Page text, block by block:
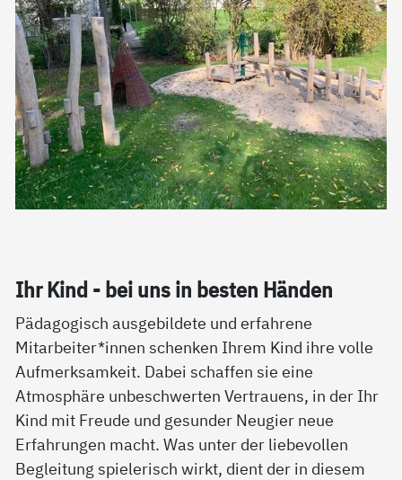
Ihr Kind - bei uns in bes­ten Hän­den
Pädagogisch ausgebildete und erfahrene
Mitarbeiter*innen schenken Ihrem Kind ihre volle
Aufmerksamkeit. Dabei schaffen sie eine
Atmosphäre unbeschwerten Vertrauens, in der Ihr
Kind mit Freude und gesunder Neugier neue
Erfahrungen macht. Was unter der liebevollen
Begleitung spielerisch wirkt, dient der in diesem